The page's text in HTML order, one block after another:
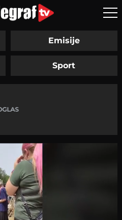
Emisije
Sport